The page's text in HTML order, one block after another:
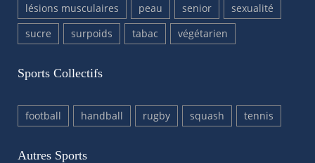
lésions musculaires
peau senior
sexualité
sucre
surpoids tabac végétarien
Sports Collectifs
football handball rugby squash tennis
Autres Sports